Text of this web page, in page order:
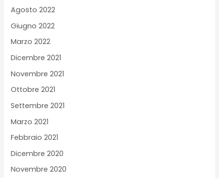
Agosto 2022
Giugno 2022
Marzo 2022
Dicembre 2021
Novembre 2021
Ottobre 2021
Settembre 2021
Marzo 2021
Febbraio 2021
Dicembre 2020
Novembre 2020